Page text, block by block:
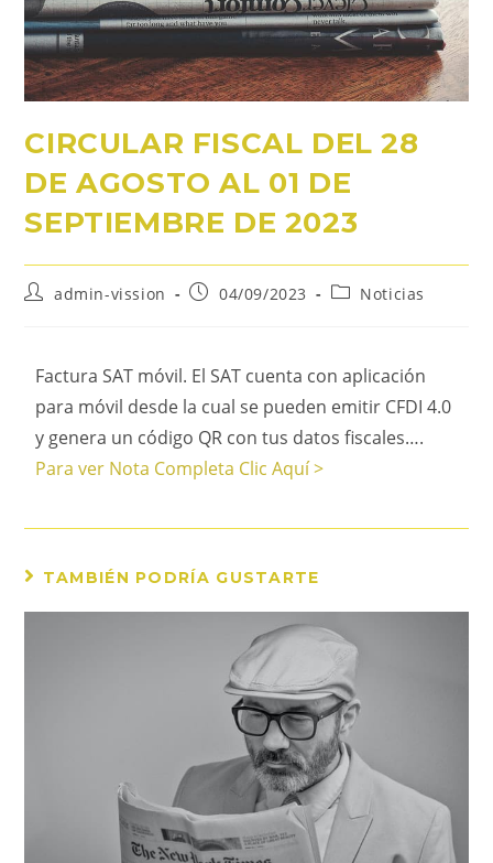
CIRCULAR FISCAL DEL 28
DE AGOSTO AL 01 DE
SEPTIEMBRE DE 2023
admin-vission 04/09/2023 Noticias
Factura SAT móvil. El SAT cuenta con aplicación
para móvil desde la cual se pueden emitir CFDI 4.0
y genera un código QR con tus datos fiscales….
Para ver Nota Completa Clic Aquí >
TAMBIÉN PODRÍA GUSTARTE